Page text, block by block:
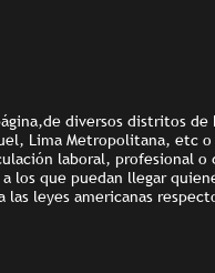
diversos distritos de
Lima Metropolitana, etc
laboral, profesional
los que puedan llegar
leyes americanas